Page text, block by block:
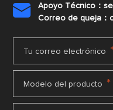

Apoyo Técnico：
Correo de queja：
Tu correo electrónico
Modelo del producto *